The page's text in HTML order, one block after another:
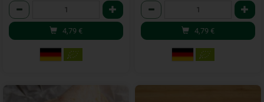
Anzahl
4,79 €
Anzahl
4,79 €